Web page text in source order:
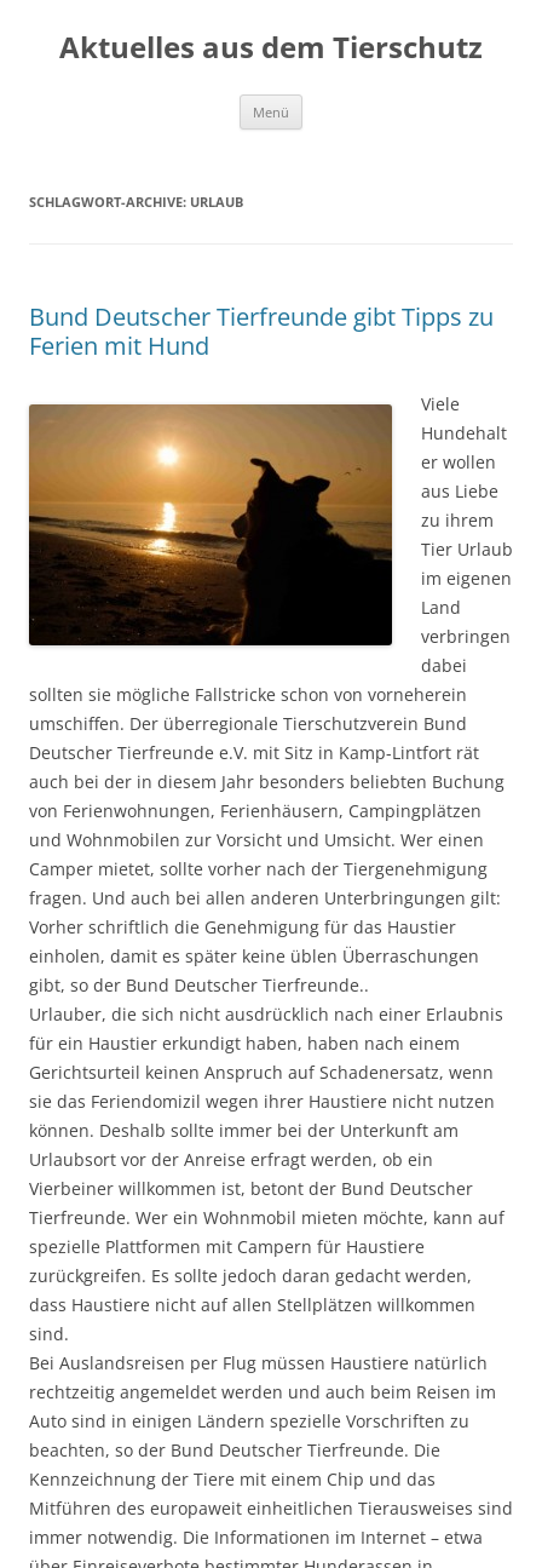
Aktuelles aus dem Tierschutz
Menü
SCHLAGWORT-ARCHIVE: URLAUB
Bund Deutscher Tierfreunde gibt Tipps zu
Ferien mit Hund
Viele
Hundehalt
er wollen
aus Liebe
zu ihrem
Tier Urlaub
im eigenen
Land
verbringen
dabei
sollten sie mögliche Fallstricke schon von vorneherein
umschiffen. Der überregionale Tierschutzverein Bund
Deutscher Tierfreunde e.V. mit Sitz in Kamp-Lintfort rät
auch bei der in diesem Jahr besonders beliebten Buchung
von Ferienwohnungen, Ferienhäusern, Campingplätzen
und Wohnmobilen zur Vorsicht und Umsicht. Wer einen
Camper mietet, sollte vorher nach der Tiergenehmigung
fragen. Und auch bei allen anderen Unterbringungen gilt:
Vorher schriftlich die Genehmigung für das Haustier
einholen, damit es später keine üblen Überraschungen
gibt, so der Bund Deutscher Tierfreunde..
Urlauber, die sich nicht ausdrücklich nach einer Erlaubnis
für ein Haustier erkundigt haben, haben nach einem
Gerichtsurteil keinen Anspruch auf Schadenersatz, wenn
sie das Feriendomizil wegen ihrer Haustiere nicht nutzen
können. Deshalb sollte immer bei der Unterkunft am
Urlaubsort vor der Anreise erfragt werden, ob ein
Vierbeiner willkommen ist, betont der Bund Deutscher
Tierfreunde. Wer ein Wohnmobil mieten möchte, kann auf
spezielle Plattformen mit Campern für Haustiere
zurückgreifen. Es sollte jedoch daran gedacht werden,
dass Haustiere nicht auf allen Stellplätzen willkommen
sind.
Bei Auslandsreisen per Flug müssen Haustiere natürlich
rechtzeitig angemeldet werden und auch beim Reisen im
Auto sind in einigen Ländern spezielle Vorschriften zu
beachten, so der Bund Deutscher Tierfreunde. Die
Kennzeichnung der Tiere mit einem Chip und das
Mitführen des europaweit einheitlichen Tierausweises sind
immer notwendig. Die Informationen im Internet – etwa